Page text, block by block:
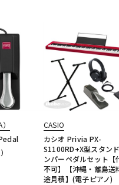
CASIO
カシオ Privia PX-
S1100RD+X型スタン
ンパーペダルセット【
不可】【沖縄・離島送
途見積】(電子ピアノ)